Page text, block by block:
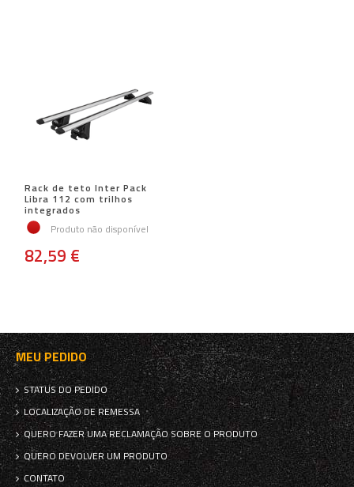
Rack de teto Inter Pack
Libra 112 com trilhos
integrados
Produto não disponível
82,59 €
MEU PEDIDO
STATUS DO PEDIDO
LOCALIZAÇÃO DE REMESSA
QUERO FAZER UMA RECLAMAÇÃO SOBRE O PRODUTO
QUERO DEVOLVER UM PRODUTO
CONTATO